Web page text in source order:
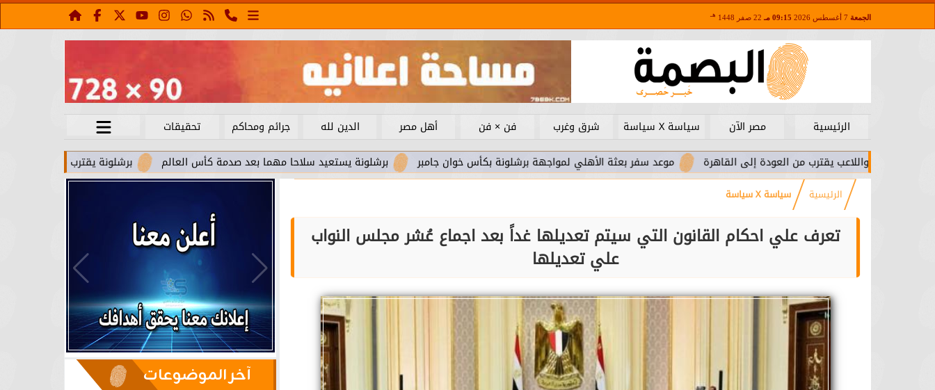
الجمعة 09:15 مـ 22 صفر 1448 هـ
الرئيسية مصر الآن سياسة X سياسة شرق وغرب فن × فن أهل مصر الدين لله جرائم ومحاكم
تحقيقات
برشلونة يقترب من استعادة جواو كانسيلو
برشلونة يستعيد سلاحا مهما بعد صدمة كأس العالم موعد سفر بعثة الأهلي لمواجهة برشلونة بكأس خوان جامبر واللاعب يقترب من العودة إلى القاهرة
الرئيسية سياسة X سياسة
تعرف علي احكام القانون التي سيتم تعديلها غداً بعد اجماع عُشر مجلس النواب
علي تعديلها
آخر الموضوعات